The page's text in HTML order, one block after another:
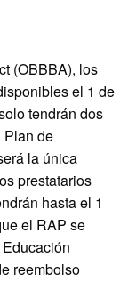
(OBBBA), los
el 1 de
tendrán dos
Plan de
la única
prestatarios
hasta el 1
el RAP se
reembolso